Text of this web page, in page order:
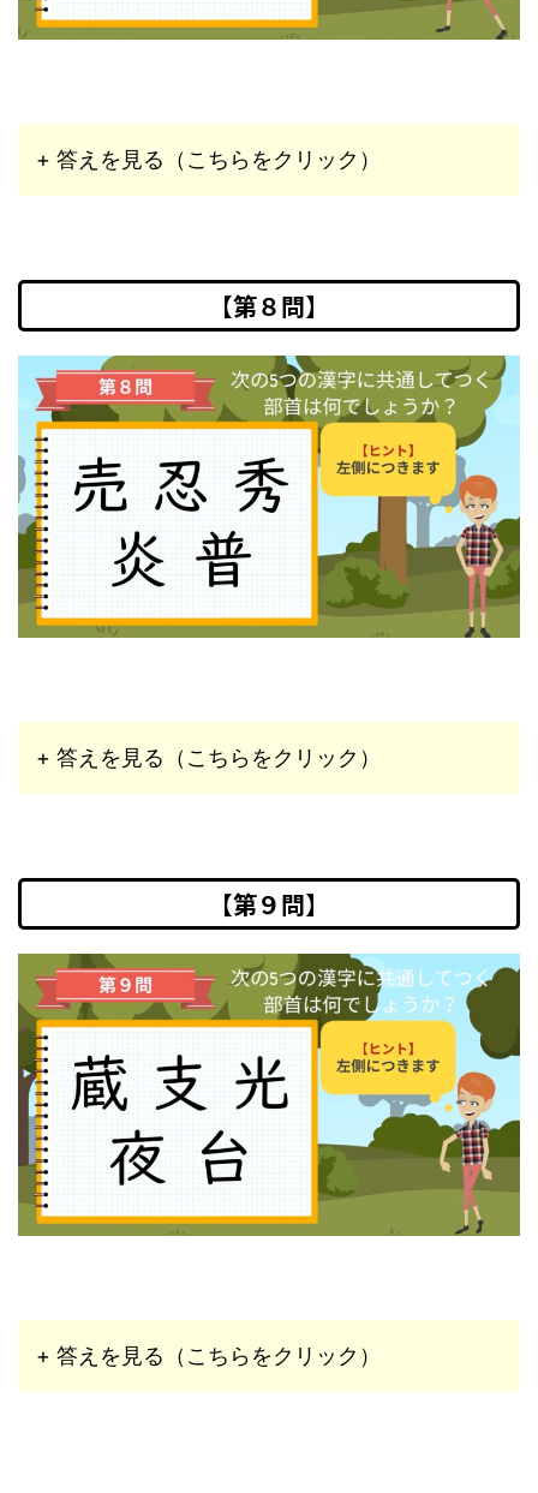
+ 答えを見る（こちらをクリック）
【第８問】
+ 答えを見る（こちらをクリック）
【第９問】
+ 答えを見る（こちらをクリック）